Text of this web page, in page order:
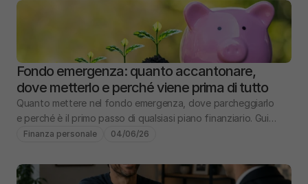
Fondo emergenza: quanto accantonare,
dove metterlo e perché viene prima di tutto
Quanto mettere nel fondo emergenza, dove parcheggiarlo
e perché è il primo passo di qualsiasi piano finanziario. Guida
pratica con numeri e scenari.
Finanza personale 04/06/26